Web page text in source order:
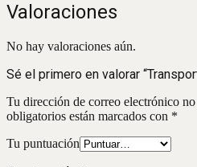
Valoraciones
No hay valoraciones aún.
Sé el primero en valorar
Tu dirección de correo electrónico
obligatorios están marcados con *
Tu puntuación